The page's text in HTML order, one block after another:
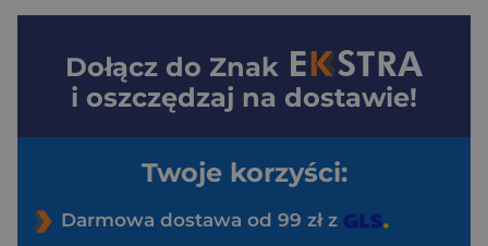
Dołącz do Znak
i oszczędzaj na dostawie!
Twoje korzyści:
Darmowa dostawa od 99 zł z